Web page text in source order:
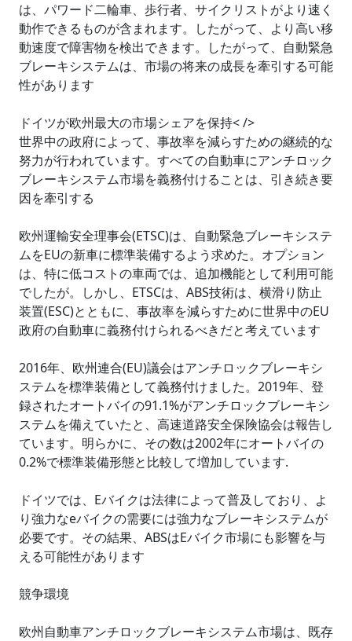
は、パワード二輪車、歩行者、サイクリストがより速く
動作できるものが含まれます。したがって、より高い移
動速度で障害物を検出できます。したがって、自動緊急
ブレーキシステムは、市場の将来の成長を牽引する可能
性があります
ドイツが欧州最大の市場シェアを保持< />
世界中の政府によって、事故率を減らすための継続的な
努力が行われています。すべての自動車にアンチロック
ブレーキシステム市場を義務付けることは、引き続き要
因を牽引する
欧州運輸安全理事会(ETSC)は、自動緊急ブレーキシステ
ムをEUの新車に標準装備するよう求めた。オプション
は、特に低コストの車両では、追加機能として利用可能
でしたが。しかし、ETSCは、ABS技術は、横滑り防止
装置(ESC)とともに、事故率を減らすために世界中のEU
政府の自動車に義務付けられるべきだと考えています
2016年、欧州連合(EU)議会はアンチロックブレーキシ
ステムを標準装備として義務付けました。2019年、登
録されたオートバイの91.1%がアンチロックブレーキシ
ステムを備えていたと、高速道路安全保険協会は報告し
ています。明らかに、その数は2002年にオートバイの
0.2%で標準装備形態と比較して増加しています.
ドイツでは、Eバイクは法律によって普及しており、よ
り強力なeバイクの需要には強力なブレーキシステムが
必要です。その結果、ABSはEバイク市場にも影響を与
える可能性があります
競争環境
欧州自動車アンチロックブレーキシステム市場は、既存